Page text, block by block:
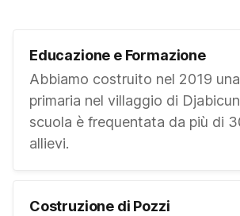
Educazione e Formazione
Abbiamo costruito nel 2019
primaria nel villaggio di
scuola è frequentata da più di
allievi.
Costruzione di Pozzi